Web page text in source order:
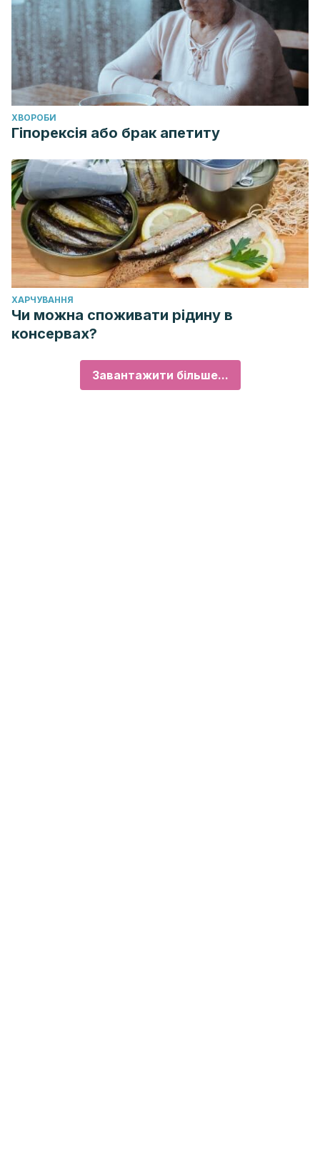
ХВОРОБИ
Гіпорексія або брак апетиту
ХАРЧУВАННЯ
Чи можна споживати рідину в
консервах?
Завантажити більше...